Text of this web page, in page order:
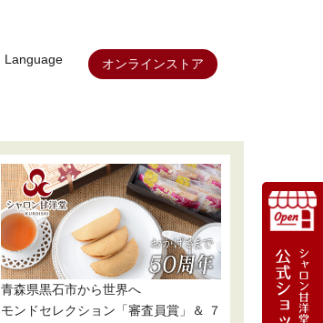
Language オンラインストア
青森県黒石市から世界へ
モンドセレクション「審査員賞」＆ ７